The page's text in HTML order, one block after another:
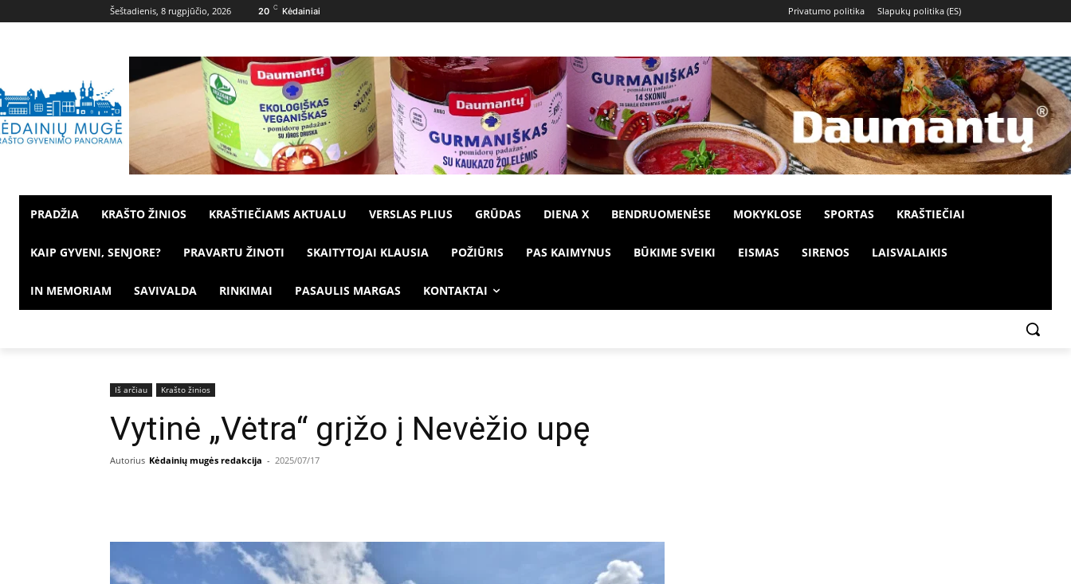
Šeštadienis, 8 rugpjūčio, 2026 20 C Kėdainiai Privatumo politika Slapukų politika (ES)
PRADŽIA KRAŠTO ŽINIOS KRAŠTIEČIAMS AKTUALU VERSLAS PLIUS GRŪDAS DIENA X BENDRUOMENĖSE MOKYKLOSE SPORTAS KRAŠTIEČIAI
KAIP GYVENI, SENJORE? PRAVARTU ŽINOTI SKAITYTOJAI KLAUSIA POŽIŪRIS PAS KAIMYNUS BŪKIME SVEIKI EISMAS SIRENOS LAISVALAIKIS
IN MEMORIAM SAVIVALDA RINKIMAI PASAULIS MARGAS KONTAKTAI
Iš arčiau Krašto žinios
Vytinė „Vėtra“ grįžo į Nevėžio upę
Autorius Kėdainių mugės redakcija - 2025/07/17